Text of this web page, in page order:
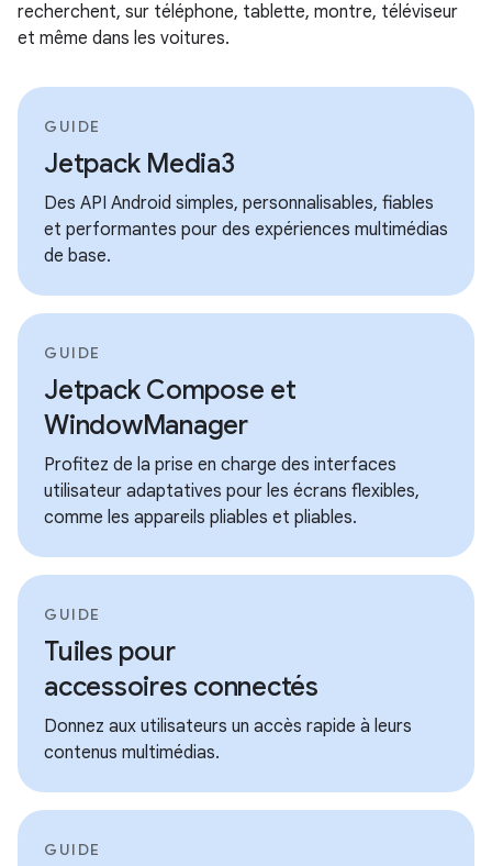
recherchent, sur téléphone, tablette, montre, téléviseur
et même dans les voitures.
GUIDE
Jetpack Media3
Des API Android simples, personnalisables, fiables
et performantes pour des expériences multimédias
de base.
GUIDE
Jetpack Compose et
WindowManager
Profitez de la prise en charge des interfaces
utilisateur adaptatives pour les écrans flexibles,
comme les appareils pliables et pliables.
GUIDE
Tuiles pour
accessoires connectés
Donnez aux utilisateurs un accès rapide à leurs
contenus multimédias.
GUIDE